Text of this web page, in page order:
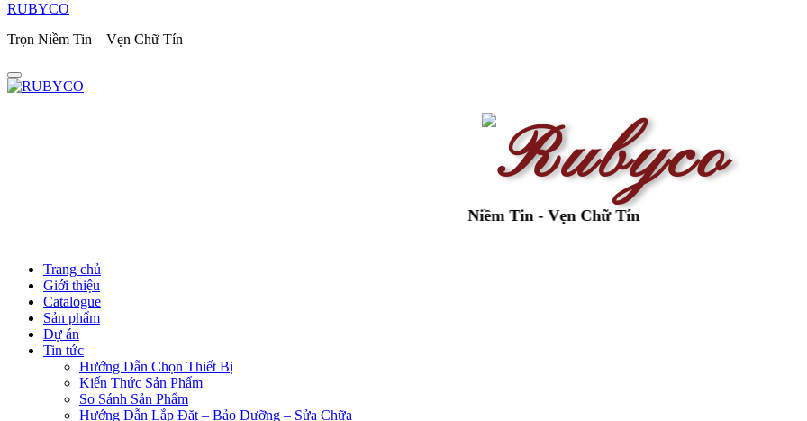
RUBYCO
Trọn Niềm Tin – Vẹn Chữ Tín
Trọn Niềm Tin - Vẹn Chữ Tín
Trang chủ
Giới thiệu
Catalogue
Sản phẩm
Dự án
Tin tức
Hướng Dẫn Chọn Thiết Bị
Kiến Thức Sản Phẩm
So Sánh Sản Phẩm
Hướng Dẫn Lắp Đặt – Bảo Dưỡng – Sửa Chữa